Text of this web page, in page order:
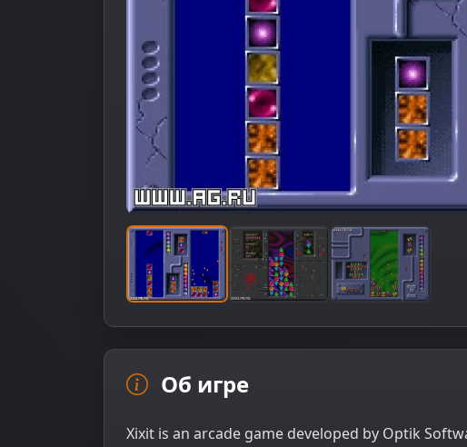
Об игре
Xixit is an arcade game developed by Optik